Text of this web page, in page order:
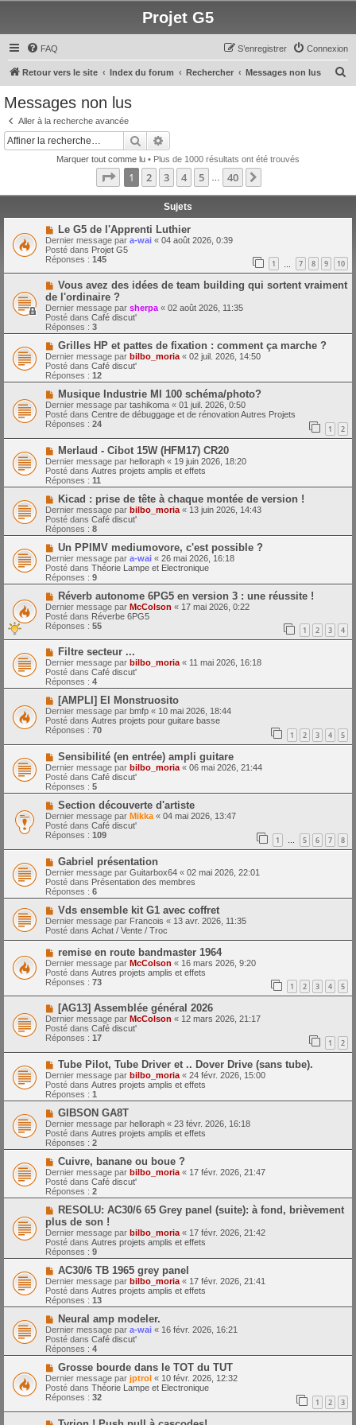
Projet G5
FAQ Connexion
S’enregistrer
Retour vers le site Index du forum Rechercher Messages non lus
Messages non lus
Aller à la recherche avancée
Rechercher
Marquer tout comme lu • Plus de 1000 résultats ont été trouvés
Page 1sur40
1 2 3 4 5 40
Sujets
N
o
u
v
e
a
u
m
e
s
s
a
g
e
Le G5 de l'Apprenti Luthier
Dernier message par a-wai « 04 août 2026, 0:39
Posté dans Projet G5
Réponses : 145 1 7 8 9 10
N
u
v
e
a
u
m
e
s
s
a
g
e
Vous avez des idées de team building qui sortent vraiment
de l'ordinaire ?
Dernier message par sherpa « 02 août 2026, 11:35
Posté dans Café discut'
Réponses : 3
N
o
u
v
e
a
u
m
e
s
s
a
g
e
Grilles HP et pattes de fixation : comment ça marche ?
Dernier message par bilbo_moria « 02 juil. 2026, 14:50
Posté dans Café discut'
Réponses : 12
N
o
u
v
e
a
u
m
e
s
s
a
g
e
Musique Industrie MI 100 schéma/photo?
Dernier message par tashikoma « 01 juil. 2026, 0:50
Posté dans Centre de débuggage et de rénovation Autres Projets
Réponses : 24 1 2
N
o
u
v
e
a
u
m
e
s
s
a
g
e
Merlaud - Cibot 15W (HFM17) CR20
Dernier message par helloraph « 19 juin 2026, 18:20
Posté dans Autres projets amplis et effets
Réponses : 11
N
o
u
v
e
a
m
e
s
s
a
g
e
Kicad : prise de tête à chaque montée de version !
Dernier message par bilbo_moria « 13 juin 2026, 14:43
Posté dans Café discut'
Réponses : 8
N
o
u
v
e
a
u
m
e
s
s
a
g
e
Un PPIMV mediumovore, c'est possible ?
Dernier message par a-wai « 26 mai 2026, 16:18
Posté dans Théorie Lampe et Electronique
Réponses : 9
N
o
u
v
e
a
m
e
s
s
a
g
e
Réverb autonome 6PG5 en version 3 : une réussite !
Dernier message par McColson « 17 mai 2026, 0:22
Posté dans Réverbe 6PG5
Réponses : 55 1 2 3 4
N
o
u
v
e
a
u
m
e
s
s
a
g
e
Filtre secteur ...
Dernier message par bilbo_moria« 11 mai 2026, 16:18
Posté dans Café discut'
Réponses : 4
N
o
u
v
e
a
u
m
e
s
s
a
g
e
[AMPLI] El Monstruosito
Dernier message par bmfp « 10 mai 2026, 18:44
Posté dans Autres projets pour guitare basse
Réponses : 70 1 2 3 4 5
N
o
u
v
e
a
u
m
e
s
s
a
g
e
Sensibilité (en entrée) ampli guitare
Dernier message par bilbo_moria « 06 mai 2026, 21:44
Posté dans Café discut'
Réponses : 5
N
o
u
v
e
a
u
m
e
s
s
a
g
e
Section découverte d'artiste
Dernier message par Mikka « 04 mai 2026, 13:47
Posté dans Café discut'
Réponses : 109 1 … 5 6 7 8
N
o
u
v
e
a
m
e
s
a
g
e
Gabriel présentation
Dernier message par Guitarbox64 « 02 mai 2026, 22:01
Posté dans Présentation des membres
Réponses : 6
N
o
u
v
a
u
m
e
s
s
a
g
e
Vds ensemble kit G1 avec coffret
Dernier message par Francois « 13 avr. 2026, 11:35
Posté dans Achat / Vente / Troc
N
o
u
v
e
a
m
e
s
s
a
g
e
remise en route bandmaster 1964
Dernier message par McColson « 16 mars 2026, 9:20
Posté dans Autres projets amplis et effets
Réponses : 73 1 2 3 4 5
N
o
u
v
e
a
u
m
e
s
s
a
g
e
[AG13] Assemblée général 2026
Dernier message par McColson « 12 mars 2026, 21:17
Posté dans Café discut'
Réponses : 17 1 2
N
o
u
v
e
a
m
e
s
s
a
g
e
Tube Pilot, Tube Driver et .. Dover Drive (sans tube).
Dernier message par bilbo_moria « 24 févr. 2026, 15:00
Posté dans Autres projets amplis et effets
Réponses : 1
N
o
u
v
e
a
m
e
s
s
a
g
e
GIBSON GA8T
Dernier message par helloraph « 23 févr. 2026, 16:18
Posté dans Autres projets amplis et effets
Réponses : 2
N
o
u
v
e
a
u
m
e
s
s
g
e
Cuivre, banane ou boue ?
Dernier message par bilbo_moria « 17 févr. 2026, 21:47
Posté dans Café discut'
Réponses : 2
N
u
v
e
a
m
e
s
s
a
g
e
RESOLU: AC30/6 65 Grey panel (suite): à fond, brièvement
plus de son !
Dernier message par bilbo_moria « 17 févr. 2026, 21:42
Posté dans Autres projets amplis et effets
Réponses : 9
N
o
u
v
e
a
u
m
e
s
s
a
g
e
AC30/6 TB 1965 grey panel
Dernier message par bilbo_moria « 17 févr. 2026, 21:41
Posté dans Autres projets amplis et effets
Réponses : 13
N
o
u
v
e
a
m
e
s
s
a
Neural amp modeler.
Dernier message par a-wai « 16 févr. 2026, 16:21
Posté dans Café discut'
Réponses : 4
N
o
u
v
e
a
u
Grosse bourde dans le TOT du TUT
Dernier message par jptrol « 10 févr. 2026, 12:32
Posté dans Théorie Lampe et Electronique
Réponses : 32 1 2 3
N